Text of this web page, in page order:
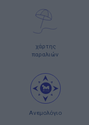
χάρτης
παραλιών
Ανεμολόγιο